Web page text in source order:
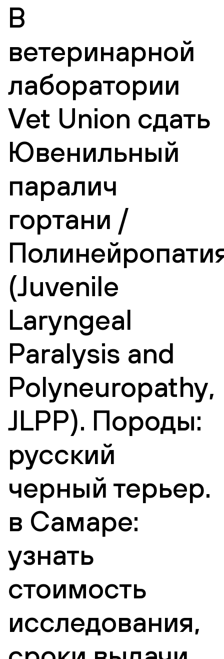
В
ветеринарной
лаборатории
Vet Union сдать
Ювенильный
паралич
гортани /
(Juvenile
Laryngeal
Paralysis and
Polyneuropathy,
JLPP). Породы:
русский
черный терьер.
в Самаре:
узнать
стоимость
исследования,